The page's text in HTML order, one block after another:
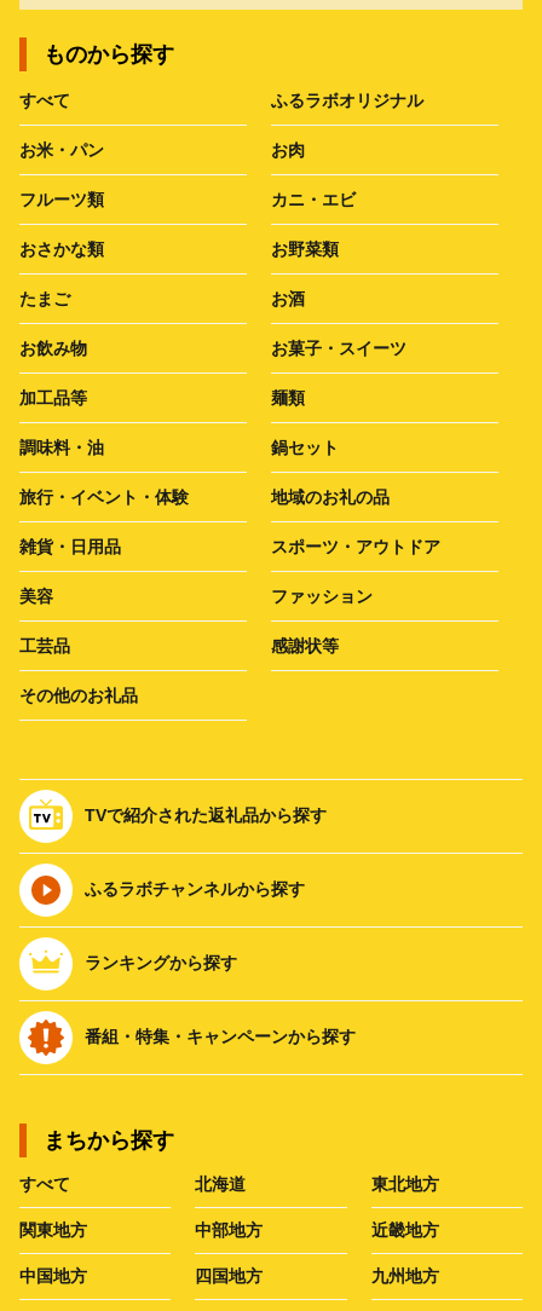
ものから探す
すべて ふるラボオリジナル
お米・パン お肉
フルーツ類 カニ・エビ
おさかな類 お野菜類
たまご お酒
お飲み物 お菓子・スイーツ
加工品等 麺類
調味料・油 鍋セット
旅行・イベント・体験 地域のお礼の品
雑貨・日用品 スポーツ・アウトドア
美容 ファッション
工芸品 感謝状等
その他のお礼品
TVで紹介された返礼品から探す
ふるラボチャンネルから探す
ランキングから探す
番組・特集・キャンペーンから探す
まちから探す
すべて 北海道 東北地方
関東地方 中部地方 近畿地方
中国地方 四国地方 九州地方